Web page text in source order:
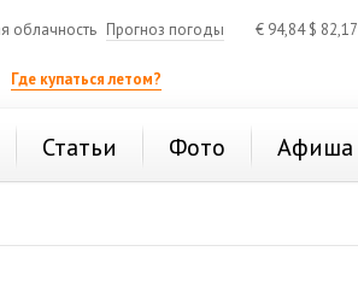
облачность Прогноз погоды € 94,84$ 82,17
Где купаться летом?
Статьи Фото Афиша